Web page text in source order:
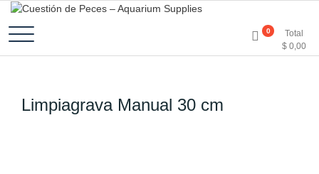
Cuestión de Peces –
Aquarium Supplies
0
Total
$ 0,00
Limpiagrava Manual 30 cm